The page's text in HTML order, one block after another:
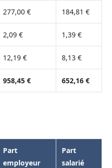
277,00 € 184,81 €
2,09 € 1,39 €
12,19 € 8,13 €
958,45 € 652,16 €
Part
employeur
Part
salarié